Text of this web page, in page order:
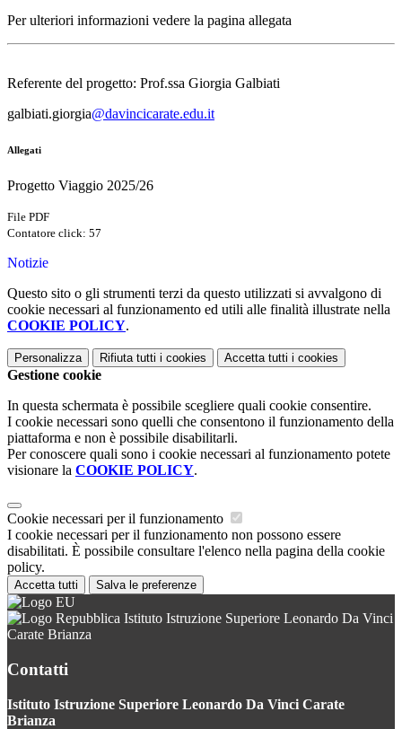
Per ulteriori informazioni vedere la pagina allegata
Referente del progetto: Prof.ssa Giorgia Galbiati
galbiati.giorgia@davincicarate.edu.it
Allegati
Progetto Viaggio 2025/26
File PDF
Contatore click: 57
Notizie
Questo sito o gli strumenti terzi da questo utilizzati si avvalgono di
cookie necessari al funzionamento ed utili alle finalità illustrate nella
COOKIE POLICY.
Personalizza Rifiuta tutti i cookies Accetta tutti i cookies
Gestione cookie
In questa schermata è possibile scegliere quali cookie consentire.
I cookie necessari sono quelli che consentono il funzionamento della
piattaforma e non è possibile disabilitarli.
Per conoscere quali sono i cookie necessari al funzionamento potete
visionare la COOKIE POLICY.
Cookie necessari per il funzionamento
I cookie necessari per il funzionamento non possono essere
disabilitati. È possibile consultare l'elenco nella pagina della cookie
policy.
Accetta tutti Salva le preferenze
Istituto Istruzione Superiore Leonardo Da Vinci
Carate Brianza
Contatti
Istituto Istruzione Superiore Leonardo Da Vinci Carate
Brianza